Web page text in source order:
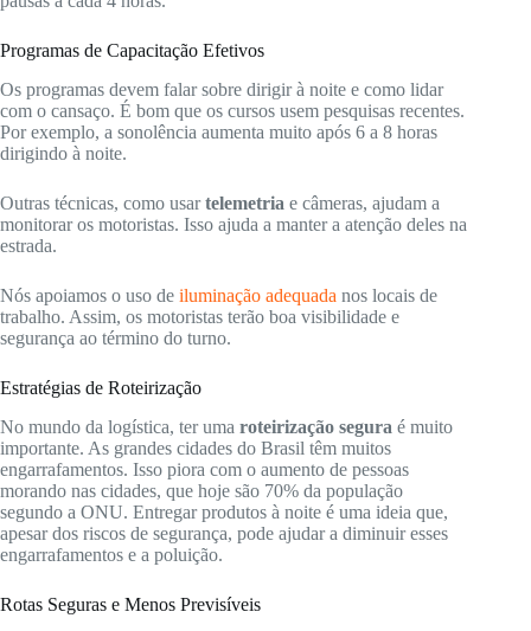
Programas de Capacitação Efetivos
Os programas devem falar sobre dirigir à noite e como lidar
com o cansaço. É bom que os cursos usem pesquisas recentes.
Por exemplo, a sonolência aumenta muito após 6 a 8 horas
dirigindo à noite.
Outras técnicas, como usartelemetria e câmeras, ajudam a
monitorar os motoristas. Isso ajuda a manter a atenção deles na
estrada.
Nós apoiamos o uso de iluminação adequada nos locais de
trabalho. Assim, os motoristas terão boa visibilidade e
segurança ao término do turno.
Estratégias de Roteirização
No mundo da logística, ter uma roteirização segura é muito
importante. As grandes cidades do Brasil têm muitos
engarrafamentos. Isso piora com o aumento de pessoas
morando nas cidades, que hoje são 70% da população
segundo a ONU. Entregar produtos à noite é uma ideia que,
apesar dos riscos de segurança, pode ajudar a diminuir esses
engarrafamentos e a poluição.
Rotas Seguras e Menos Previsíveis